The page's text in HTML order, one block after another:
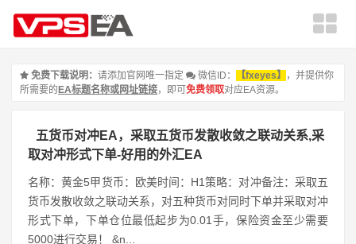
免费下载说明： 请添加官网唯一指定 微信ID： 【fxeyes】
，并提供你
所需要的 EA标题名称或网址链接，即可 免费领取对应EA资源。
五货币对冲EA，采取五货币发散收敛之联动关系,采
取对冲形式下单-好用的外汇EA
名称：黄金5甲货币：欧美时间：H1策略：对冲备注：采取五
货币发散收敛之联动关系，对五种货币对同时下单并采取对冲
形式下单，下单仓位最低起步为0.01手，保险资金至少需要
5000进行交易！ &n...